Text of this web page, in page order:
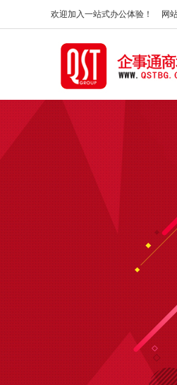
欢迎加入一站式办公体验！ 网